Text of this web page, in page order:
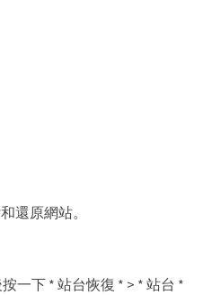
還原網站。
一下 * 站台恢復 * > * 站台 *